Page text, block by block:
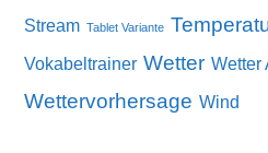
Stream Tablet Variante
Vokabeltrainer Wetter Wetter
Wettervorhersage Wind